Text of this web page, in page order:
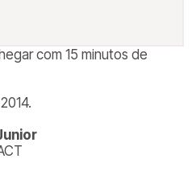
com 15 minutos de